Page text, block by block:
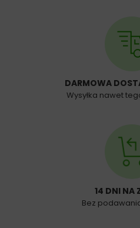
DARMOWA
Wysyłka nawet
14 DNI NA
Bez